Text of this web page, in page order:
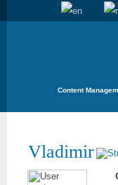
Content
Vladimir